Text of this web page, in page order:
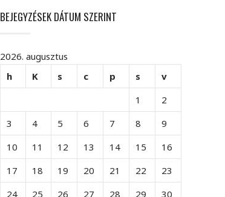
BEJEGYZÉSEK DÁTUM SZERINT
2026. augusztus
h
K s c p s
v
1
2
3
4 5 6 7 8
9
10
11 12 13 14 15
16
17
18 19 20 21 22
23
24
25 26 27 28 29
30